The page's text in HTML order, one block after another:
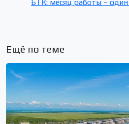
БТК: месяц работы –
Ещё по теме